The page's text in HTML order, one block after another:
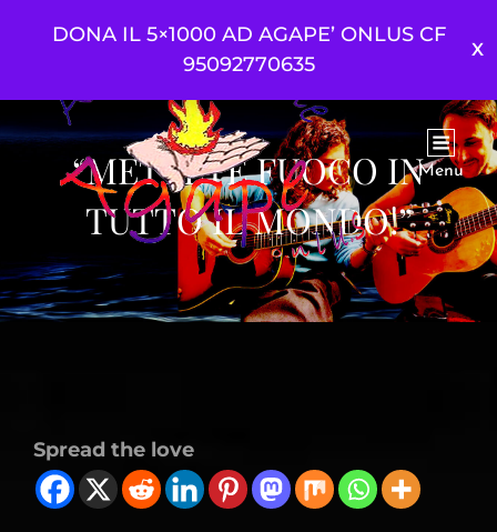
DONA IL 5×1000 AD AGAPE’ ONLUS CF
95092770635
Menu
“METTETE FUOCO IN
TUTTO IL MONDO!”
Spread the love